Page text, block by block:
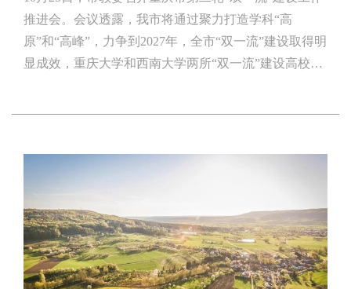
推进会。会议透露，我市将通过聚力打造学科“高
原”和“高峰”，力争到2027年，全市“双一流”建设取得明
显成效，重庆大学和西南大学两所“双一流”建设高校的